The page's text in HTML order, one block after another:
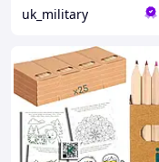
uk_military